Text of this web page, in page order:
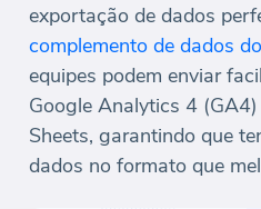
exportação de dados
complemento de dados
equipes podem enviar
Google Analytics 4
Sheets, garantindo que
dados no formato que